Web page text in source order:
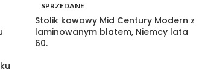
SPRZEDANE
Stolik kawowy Mid Century Modern z
laminowanym blatem, Niemcy lata
60.